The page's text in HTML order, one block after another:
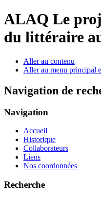
ALAQ Le
du littéraire
Aller au contenu
Aller au menu principal
Navigation de
Navigation
Accueil
Historique
Collaborateurs
Liens
Nos coordonnées
Recherche